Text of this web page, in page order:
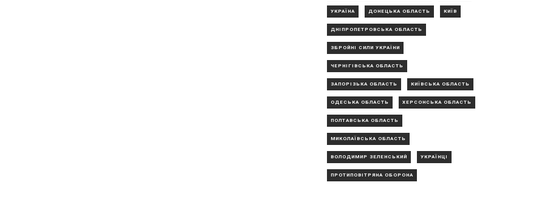
УКРАЇНА ДОНЕЦЬКА ОБЛАСТЬ КИЇВ
ДНІПРОПЕТРОВСЬКА ОБЛАСТЬ
ЗБРОЙНІ СИЛИ УКРАЇНИ
ЧЕРНІГІВСЬКА ОБЛАСТЬ
ЗАПОРІЗЬКА ОБЛАСТЬ КИЇВСЬКА ОБЛАСТЬ
ОДЕСЬКА ОБЛАСТЬ ХЕРСОНСЬКА ОБЛАСТЬ
ПОЛТАВСЬКА ОБЛАСТЬ
МИКОЛАЇВСЬКА ОБЛАСТЬ
ВОЛОДИМИР ЗЕЛЕНСЬКИЙ УКРАЇНЦІ
ПРОТИПОВІТРЯНА ОБОРОНА